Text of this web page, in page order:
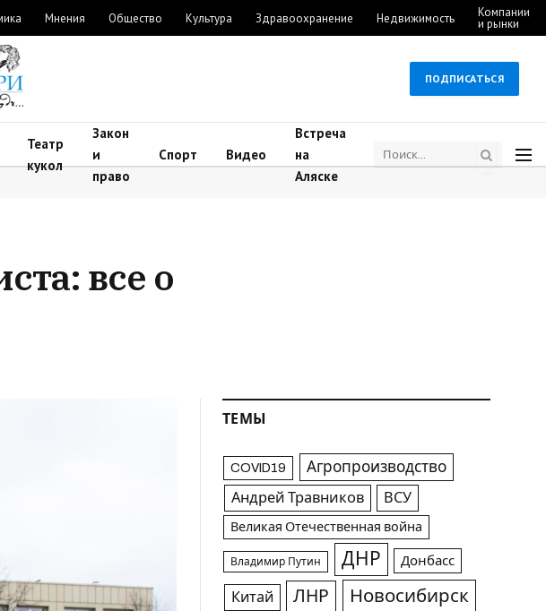
Мнения Общество Культура Здравоохранение Недвижимость Компании
и рынки
ПОДПИСАТЬСЯ
Театр
кукол
Закон
и
право
Спорт Видео
Встреча
на
Аляске
все о
ТЕМЫ
COVID19 Агропроизводство
Андрей Травников ВСУ
Великая Отечественная война
Владимир Путин ДНР Донбасс
Китай ЛНР Новосибирск